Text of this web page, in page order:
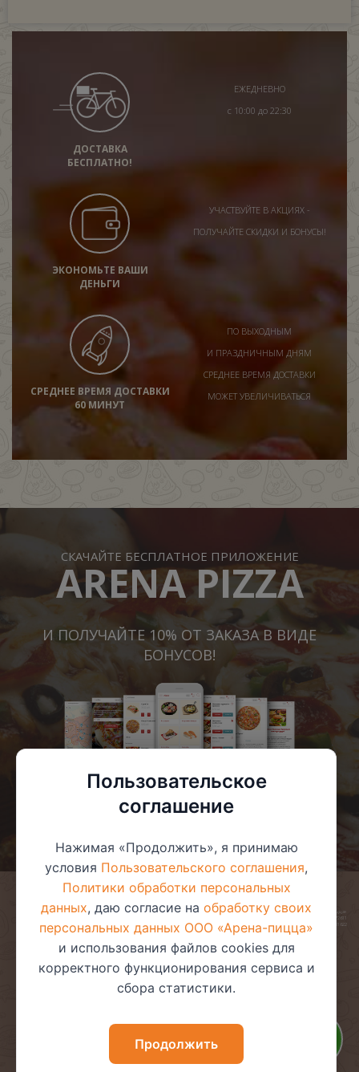
ДОСТАВКА
БЕСПЛАТНО!
ЕЖЕДНЕВНО
с 10:00 до 22:30
ЭКОНОМЬТЕ ВАШИ
ДЕНЬГИ
УЧАСТВУЙТЕ В АКЦИЯХ -
ПОЛУЧАЙТЕ СКИДКИ И БОНУСЫ!
СРЕДНЕЕ ВРЕМЯ ДОСТАВКИ
60 МИНУТ
ПО ВЫХОДНЫМ
И ПРАЗДНИЧНЫМ ДНЯМ
СРЕДНЕЕ ВРЕМЯ ДОСТАВКИ
МОЖЕТ УВЕЛИЧИВАТЬСЯ
СКАЧАЙТЕ БЕСПЛАТНОЕ ПРИЛОЖЕНИЕ
ARENA PIZZA
И ПОЛУЧАЙТЕ 10% ОТ ЗАКАЗА В ВИДЕ
БОНУСОВ!
© 2025 ООО «Арена-пицца»
УНП 391272611
Магазин зарегистрирован в торговом реестре 08.05.2017 №381622
Политика видеонаблюдения
Политика в отношении
обработки файлов cookie
Пользовательское
соглашение
Нажимая «Продолжить», я принимаю
условия Пользовательского соглашения,
Политики обработки персональных
данных, даю согласие на обработку своих
персональных данных ООО «Арена-пицца»
и использования файлов cookies для
корректного функционирования сервиса и
сбора статистики.
Продолжить